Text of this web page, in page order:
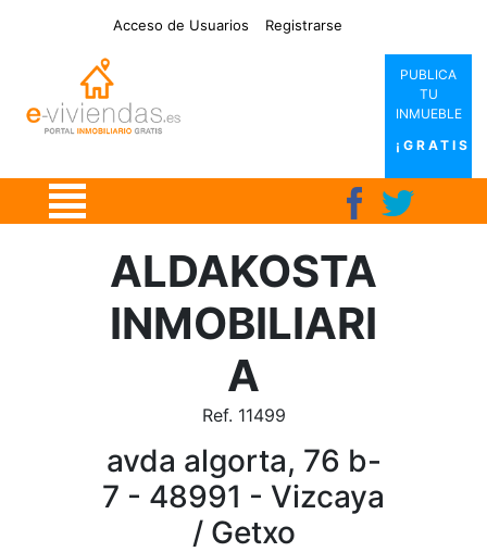
Acceso de Usuarios Registrarse
PUBLICA
TU
INMUEBLE
¡GRATIS!
ALDAKOSTA
INMOBILIARI
A
Ref. 11499
avda algorta, 76 b-
7 - 48991 - Vizcaya
/ Getxo